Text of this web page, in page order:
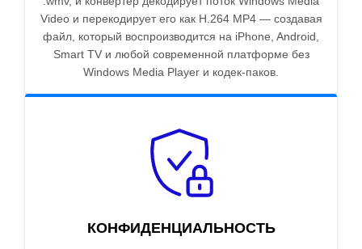
Video и перекодирует его как H.264 MP4 — создавая
файл, который воспроизводится на iPhone, Android,
Smart TV и любой современной платформе без
Windows Media Player и кодек-паков.
КОНФИДЕНЦИАЛЬНОСТЬ